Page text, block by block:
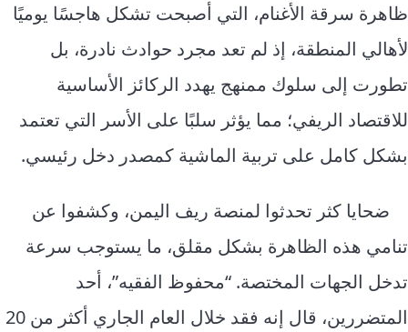
ظاهرة سرقة الأغنام، التي أصبحت تشكل هاجسًا يوميًا
لأهالي المنطقة، إذ لم تعد مجرد حوادث نادرة، بل
تطورت إلى سلوك ممنهج يهدد الركائز الأساسية
للاقتصاد الريفي؛ مما يؤثر سلبًا على الأسر التي تعتمد
بشكل كامل على تربية الماشية كمصدر دخل رئيسي.
ضحايا كثر تحدثوا لمنصة ريف اليمن، وكشفوا عن
تنامي هذه الظاهرة بشكل مقلق، ما يستوجب سرعة
تدخل الجهات المختصة. “محفوظ الفقيه”، أحد
المتضررين، قال إنه فقد خلال العام الجاري أكثر من 20